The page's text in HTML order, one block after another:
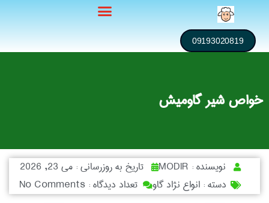
09193020819
خواص شیر گاومیش
نویسنده : تاریخ به روزرسانی :می 23, 2026
دسته :انواع نژاد گاو تعداد دیدگاه :No Comments